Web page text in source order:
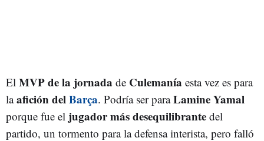
El MVP de la jornada de Culemanía esta vez es para
laafición delBarça. Podría ser paraLamine Yamal
porque fue el jugador más desequilibrante del
partido, un tormento para la defensa interista, pero falló